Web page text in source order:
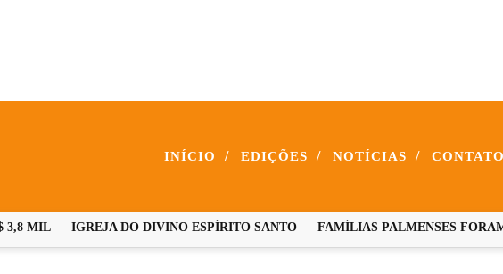
INÍCIO / EDIÇÕES / NOTÍCIAS / CONTATO
MIL IGREJA DO DIVINO ESPÍRITO SANTO FAMÍLIAS PALMENSES FORAM